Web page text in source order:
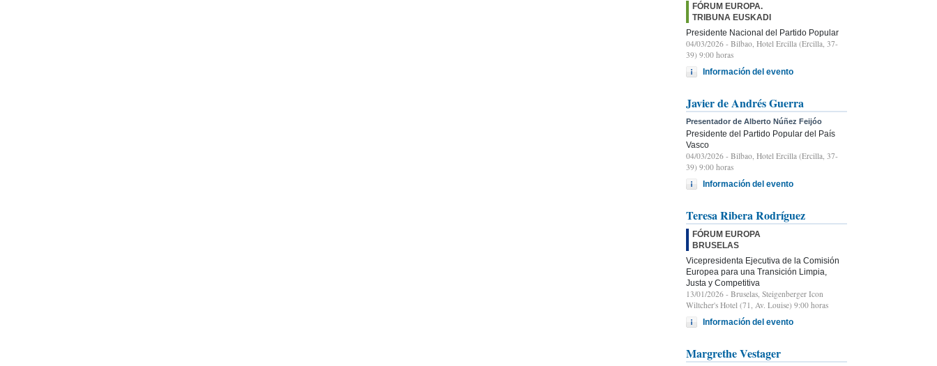
FÓRUM EUROPA.
TRIBUNA EUSKADI
Presidente Nacional del Partido Popular
04/03/2026 - Bilbao, Hotel Ercilla (Ercilla, 37-
39) 9:00 horas
Información del evento
Javier de Andrés Guerra
Presentador de Alberto Núñez Feijóo
Presidente del Partido Popular del País
Vasco
04/03/2026 - Bilbao, Hotel Ercilla (Ercilla, 37-
39) 9:00 horas
Información del evento
Teresa Ribera Rodríguez
FÓRUM EUROPA
BRUSELAS
Vicepresidenta Ejecutiva de la Comisión
Europea para una Transición Limpia,
Justa y Competitiva
13/01/2026 - Bruselas, Steigenberger Icon
Wiltcher's Hotel (71, Av. Louise) 9:00 horas
Información del evento
Margrethe Vestager